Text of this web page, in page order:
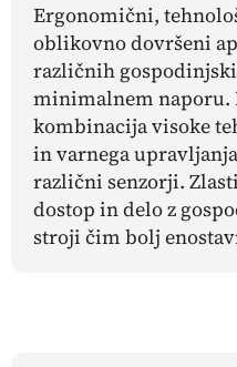
Ergonomični,
oblikovno dovršeni
različnih
minimalnem naporu.
kombinacija visoke
in varnega
različni senzorji.
dostop in delo z
stroji čim bolj